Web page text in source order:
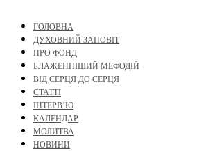
ГОЛОВНА
ДУХОВНИЙ ЗАПОВІТ
ПРО ФОНД
БЛАЖЕННІШИЙ МЕФОДІЙ
ВІД СЕРЦЯ ДО СЕРЦЯ
СТАТТІ
ІНТЕРВ’Ю
КАЛЕНДАР
МОЛИТВА
НОВИНИ